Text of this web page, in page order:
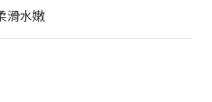
滑水嫩